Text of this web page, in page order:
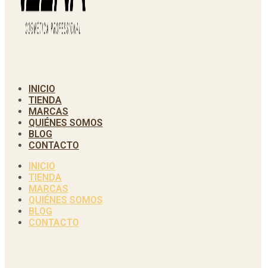
INICIO
TIENDA
MARCAS
QUIÉNES SOMOS
BLOG
CONTACTO
INICIO
TIENDA
MARCAS
QUIÉNES SOMOS
BLOG
CONTACTO